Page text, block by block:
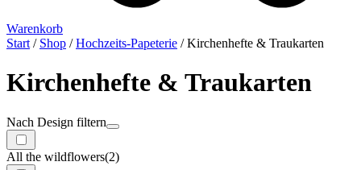
Warenkorb
Start / Shop /Hochzeits-Papeterie / Kirchenhefte & Traukarten
Kirchenhefte & Traukarten
Nach Design filtern
All the wildflowers(2)